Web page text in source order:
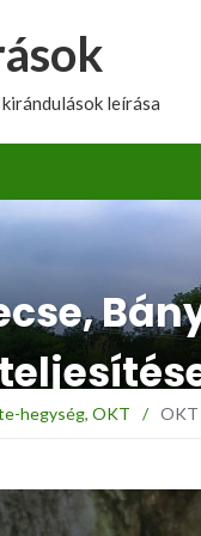
leírása
hegység, OKT / OKT